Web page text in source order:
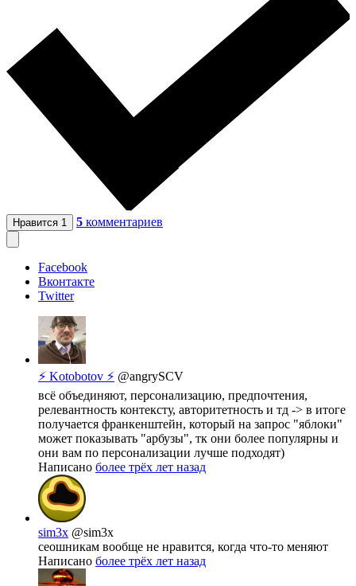
Нравится 1 5 комментариев
Facebook
Вконтакте
Twitter
⚡ Kotobotov ⚡ @angrySCV
всё объединяют, персонализацию, предпочтения,
релевантность контексту, авторитетность и тд -> в итоге
получается франкенштейн, который на запрос "яблоки"
может показывать "арбузы", тк они более популярны и
они вам по персонализации лучше подходят)
Написано более трёх лет назад
sim3x @sim3x
сеошникам вообще не нравится, когда что-то меняют
Написано более трёх лет назад